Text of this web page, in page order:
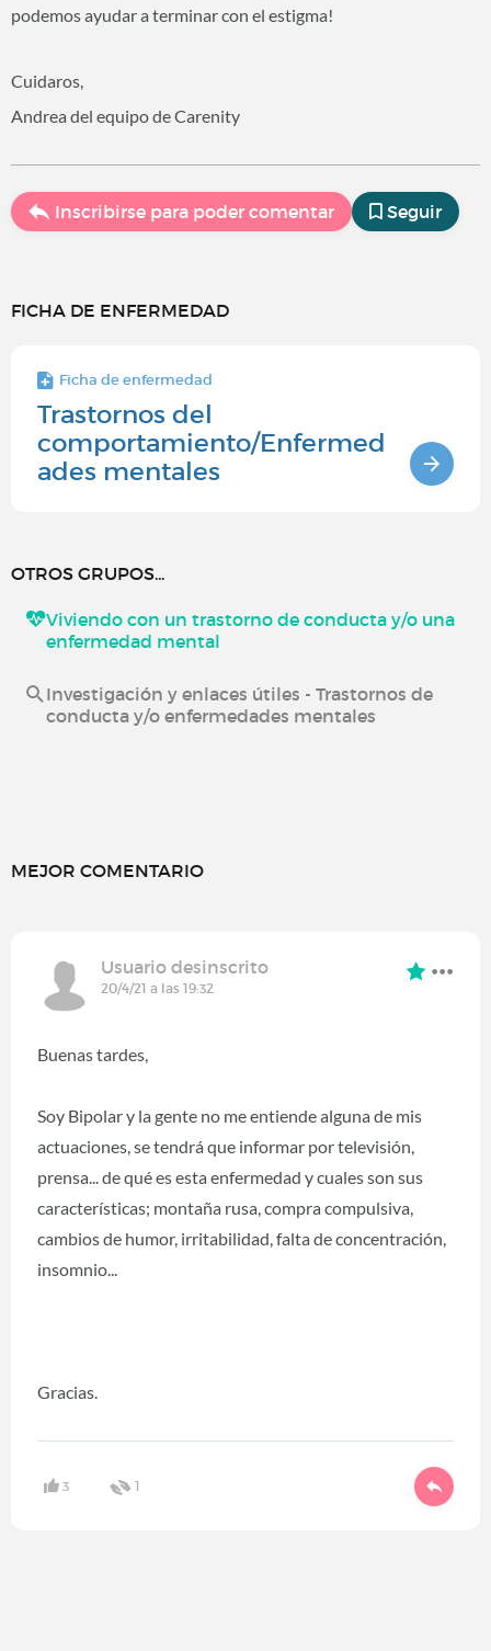
podemos ayudar a terminar con el estigma!
Cuidaros,
Andrea del equipo de Carenity
Inscribirse para poder comentar Seguir
FICHA DE ENFERMEDAD
Ficha de enfermedad
Trastornos del
comportamiento/Enfermed
ades mentales
OTROS GRUPOS...
Viviendo con un trastorno de conducta y/o una
enfermedad mental
Investigación y enlaces útiles - Trastornos de
conducta y/o enfermedades mentales
MEJOR COMENTARIO
Usuario desinscrito
20/4/21 a las 19:32
Buenas tardes,
Soy Bipolar y la gente no me entiende alguna de mis
actuaciones, se tendrá que informar por televisión,
prensa... de qué es esta enfermedad y cuales son sus
características; montaña rusa, compra compulsiva,
cambios de humor, irritabilidad, falta de concentración,
insomnio...
Gracias.
3 1